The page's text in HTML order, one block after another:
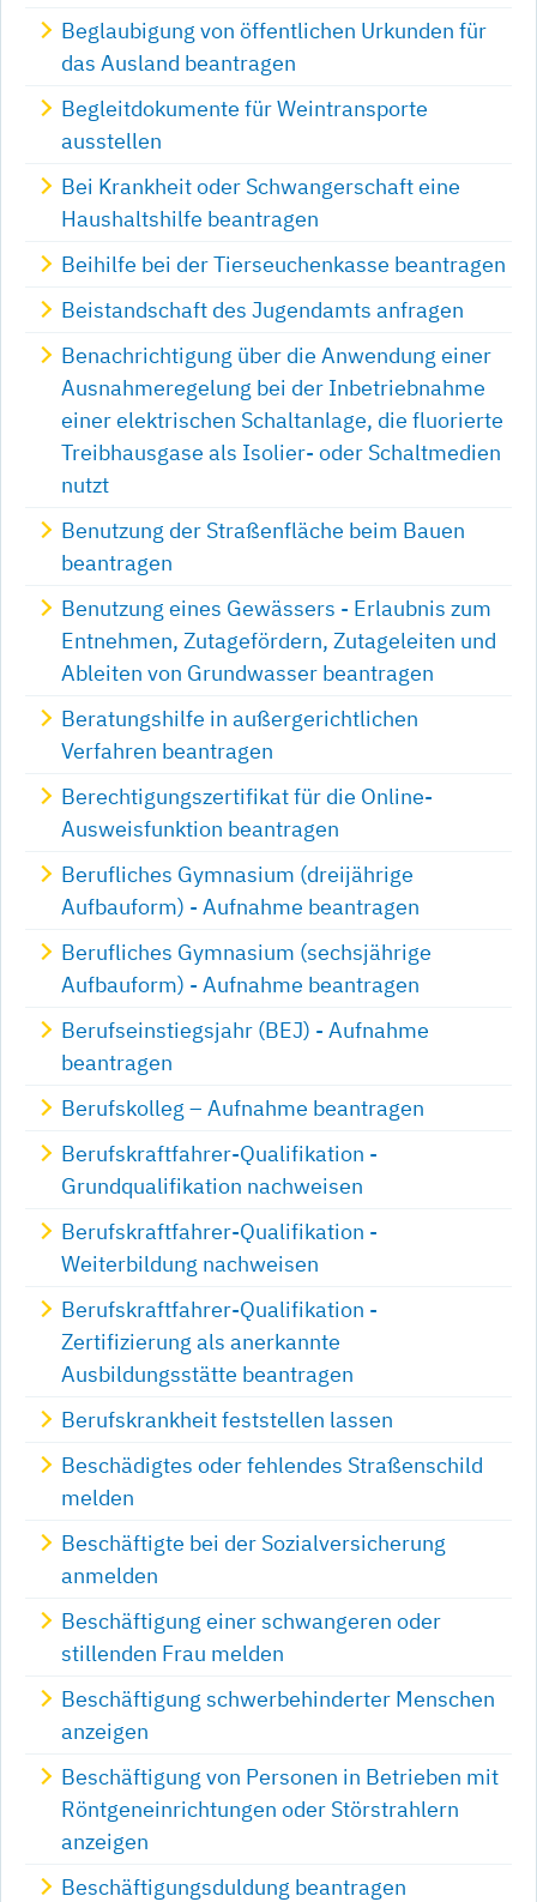
Beglaubigung von öffentlichen Urkunden für
das Ausland beantragen
Begleitdokumente für Weintransporte
ausstellen
Bei Krankheit oder Schwangerschaft eine
Haushaltshilfe beantragen
Beihilfe bei der Tierseuchenkasse beantragen
Beistandschaft des Jugendamts anfragen
Benachrichtigung über die Anwendung einer
Ausnahmeregelung bei der Inbetriebnahme
einer elektrischen Schaltanlage, die fluorierte
Treibhausgase als Isolier- oder Schaltmedien
nutzt
Benutzung der Straßenfläche beim Bauen
beantragen
Benutzung eines Gewässers - Erlaubnis zum
Entnehmen, Zutagefördern, Zutageleiten und
Ableiten von Grundwasser beantragen
Beratungshilfe in außergerichtlichen
Verfahren beantragen
Berechtigungszertifikat für die Online-
Ausweisfunktion beantragen
Berufliches Gymnasium (dreijährige
Aufbauform) - Aufnahme beantragen
Berufliches Gymnasium (sechsjährige
Aufbauform) - Aufnahme beantragen
Berufseinstiegsjahr (BEJ) - Aufnahme
beantragen
Berufskolleg – Aufnahme beantragen
Berufskraftfahrer-Qualifikation -
Grundqualifikation nachweisen
Berufskraftfahrer-Qualifikation -
Weiterbildung nachweisen
Berufskraftfahrer-Qualifikation -
Zertifizierung als anerkannte
Ausbildungsstätte beantragen
Berufskrankheit feststellen lassen
Beschädigtes oder fehlendes Straßenschild
melden
Beschäftigte bei der Sozialversicherung
anmelden
Beschäftigung einer schwangeren oder
stillenden Frau melden
Beschäftigung schwerbehinderter Menschen
anzeigen
Beschäftigung von Personen in Betrieben mit
Röntgeneinrichtungen oder Störstrahlern
anzeigen
Beschäftigungsduldung beantragen